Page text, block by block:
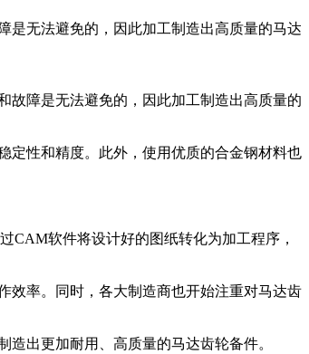
是无法避免的，因此加工制造出高质量的马达
故障是无法避免的，因此加工制造出高质量的
定性和精度。此外，使用优质的合金钢材料也
CAM软件将设计好的图纸转化为加工程序，
效率。同时，各大制造商也开始注重对马达齿
出更加耐用、高质量的马达齿轮备件。